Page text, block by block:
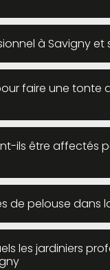
à Savigny et
faire une tonte
ils être affectés
de pelouse dans
les jardiniers